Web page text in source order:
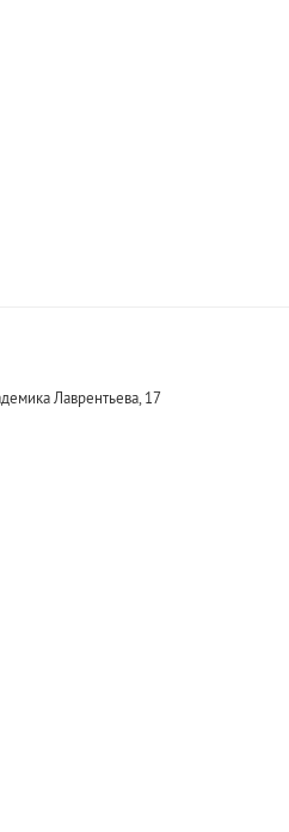
Лаврентьева, 17